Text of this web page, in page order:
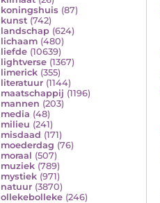
koningshuis (87)
kunst (742)
landschap (624)
lichaam (480)
liefde (10639)
lightverse (1367)
limerick (355)
literatuur (1144)
maatschappij (1196)
mannen (203)
media (48)
milieu (241)
misdaad (171)
moederdag (76)
moraal (507)
muziek (789)
mystiek (971)
natuur (3870)
ollekebolleke (246)